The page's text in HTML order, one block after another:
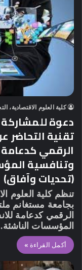
كلية العلوم الاقتصادية،
دعوة
تقنية التحاضر
الرقمي
وتنافسية
(تحديات وآفاق)
تنظم كلية العلوم
بجامعة مستغانم
الرقمي كدعامة
المؤسسات
أكمل القراءة »